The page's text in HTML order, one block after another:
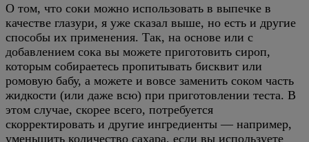
О том, что соки можно использовать в выпечке в
качестве глазури, я уже сказал выше, но есть и другие
способы их применения. Так, на основе или с
добавлением сока вы можете приготовить сироп,
которым собираетесь пропитывать бисквит или
ромовую бабу, а можете и вовсе заменить соком часть
жидкости (или даже всю) при приготовлении теста. В
этом случае, скорее всего, потребуется
скорректировать и другие ингредиенты — например,
уменьшить количество сахара, если вы используете